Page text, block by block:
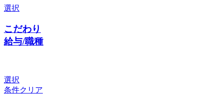
選択
こだわり
給与/職種
選択
条件クリア